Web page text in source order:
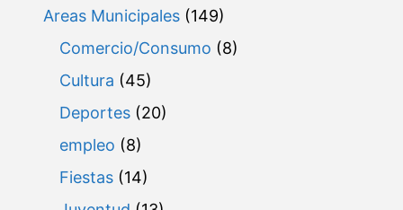
Areas Municipales (149)
Comercio/Consumo (8)
Cultura (45)
Deportes (20)
empleo (8)
Fiestas (14)